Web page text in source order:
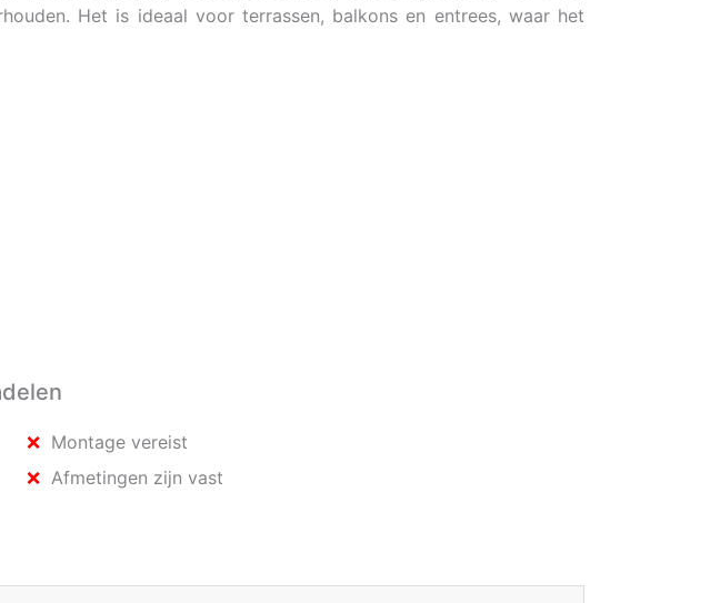
Het is ideaal voor terrassen, balkons en entrees, waar het
Montage vereist
Afmetingen zijn vast